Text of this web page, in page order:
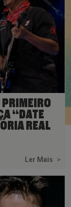
PRIMEIRO
“DATE
REAL
Ler Mais >